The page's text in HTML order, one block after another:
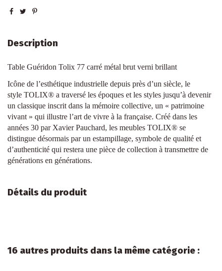
Description
Table Guéridon Tolix 77 carré métal brut verni brillant
Icône de l’esthétique industrielle depuis près d’un siècle, le
style TOLIX® a traversé les époques et les styles jusqu’à devenir
un classique inscrit dans la mémoire collective, un « patrimoine
vivant » qui illustre l’art de vivre à la française. Créé dans les
années 30 par Xavier Pauchard, les meubles TOLIX® se
distingue désormais par un estampillage, symbole de qualité et
d’authenticité qui restera une pièce de collection à transmettre de
générations en générations.
Détails du produit
16 autres produits dans la même catégorie :